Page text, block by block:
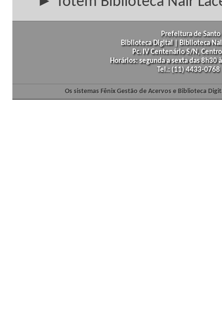
Prefeitura de
Biblioteca Digital | Biblioteca
Pc. IV Centenário S/N,
Horários: segunda a sexta das
Tel.: (11) 4433-
Os sistemas Fênix Gestão de Acervos e Biblioteca